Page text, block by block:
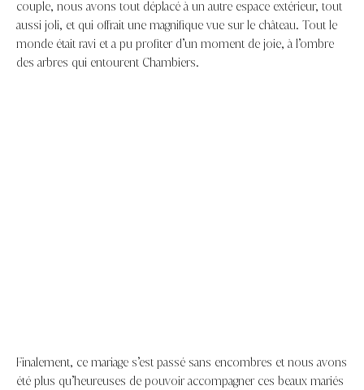
couple, nous avons tout déplacé à un autre espace extérieur, tout
aussi joli, et qui offrait une magnifique vue sur le château. Tout le
monde était ravi et a pu profiter d’un moment de joie, à l’ombre
des arbres qui entourent Chambiers.
Finalement, ce mariage s’est passé sans encombres et nous avons
été plus qu’heureuses de pouvoir accompagner ces beaux mariés